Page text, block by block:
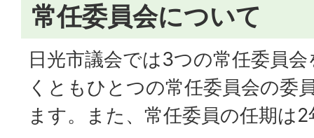
常任委員会について
日光市議会では3つの常任委員
くともひとつの常任委員会の委
ます。また、常任委員の任期は